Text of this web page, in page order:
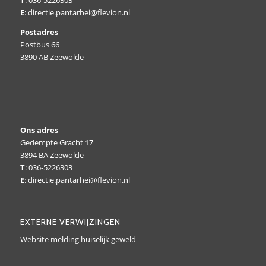
E: directie.pantarhei@flevion.nl
Postadres
Postbus 66
3890 AB Zeewolde
Ons adres
Gedempte Gracht 17
3894 BA Zeewolde
T: 036-5226303
E: directie.pantarhei@flevion.nl
EXTERNE VERWIJZINGEN
Website melding huiselijk geweld